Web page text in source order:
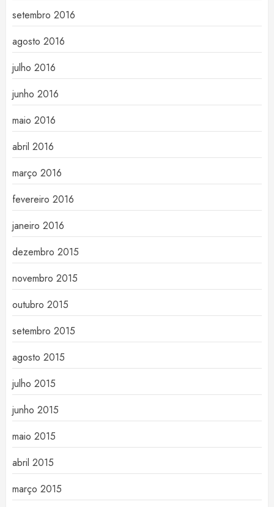
setembro 2016
agosto 2016
julho 2016
junho 2016
maio 2016
abril 2016
março 2016
fevereiro 2016
janeiro 2016
dezembro 2015
novembro 2015
outubro 2015
setembro 2015
agosto 2015
julho 2015
junho 2015
maio 2015
abril 2015
março 2015